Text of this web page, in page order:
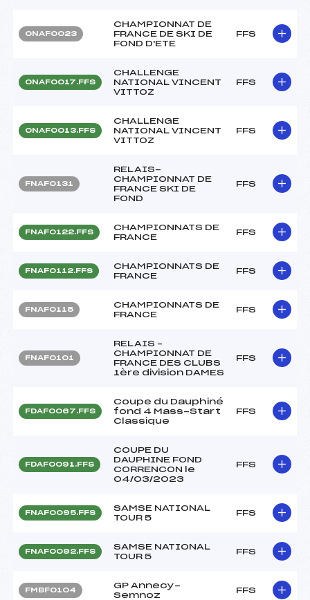
ONAF0023
CHAMPIONNAT DE
FRANCE DE SKI DE
FOND D'ETE
FFS
ONAF0017.FFS
CHALLENGE
NATIONAL VINCENT
VITTOZ
FFS
ONAF0013.FFS
CHALLENGE
NATIONAL VINCENT
VITTOZ
FFS
FNAF0131
RELAIS-
CHAMPIONNAT DE
FRANCE SKI DE
FOND
FFS
FNAF0122.FFS
CHAMPIONNATS DE
FRANCE
FFS
FNAF0112.FFS
CHAMPIONNATS DE
FRANCE
FFS
FNAF0115
CHAMPIONNATS DE
FRANCE
FFS
FNAF0101
RELAIS –
CHAMPIONNAT DE
FRANCE DES CLUBS
1ère division DAMES
FFS
FDAF0067.FFS
Coupe du Dauphiné
fond 4 Mass-Start
Classique
FFS
FDAF0091.FFS
COUPE DU
DAUPHINE FOND
CORRENCON le
04/03/2023
FFS
FNAF0095.FFS
SAMSE NATIONAL
TOUR 5
FFS
FNAF0092.FFS
SAMSE NATIONAL
TOUR 5
FFS
FMBF0104
GP Annecy-
Semnoz
FFS